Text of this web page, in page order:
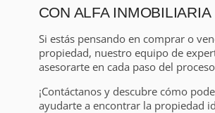
CON ALFA INMOBILIARIA
Si estás pensando en comprar o
propiedad, nuestro equipo de
asesorarte en cada paso del
¡Contáctanos y descubre cómo
ayudarte a encontrar la propiedad